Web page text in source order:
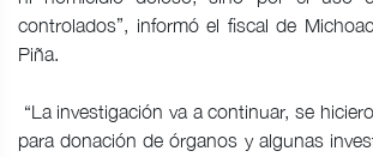
controlados”, informó el fiscal de
Piña.
“La investigación va a continuar, se
para donación de órganos y algunas